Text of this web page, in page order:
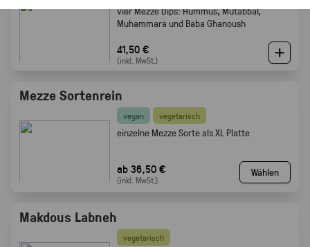
vier Mezze Dips: Hummus, Mutabbal,
Muhammara und Baba Ghanoush
41,50 €
(inkl. MwSt.)
Mezze Sortenrein
vegan vegetarisch
einzelne Mezze Sorte als XL Platte
ab 36,50 €
(inkl. MwSt.)
Wählen
Makdous Labneh
vegetarisch